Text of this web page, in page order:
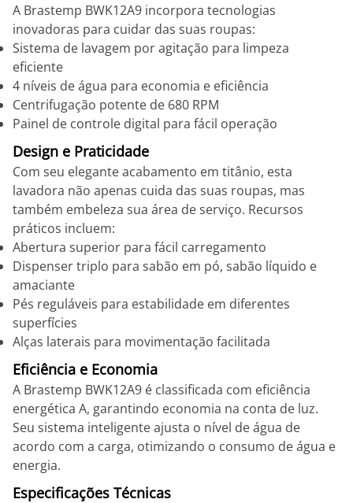
A Brastemp BWK12A9 incorpora tecnologias
inovadoras para cuidar das suas roupas:
Sistema de lavagem por agitação para limpeza
eficiente
4 níveis de água para economia e eficiência
Centrifugação potente de 680 RPM
Painel de controle digital para fácil operação
Design e Praticidade
Com seu elegante acabamento em titânio, esta
lavadora não apenas cuida das suas roupas, mas
também embeleza sua área de serviço. Recursos
práticos incluem:
Abertura superior para fácil carregamento
Dispenser triplo para sabão em pó, sabão líquido e
amaciante
Pés reguláveis para estabilidade em diferentes
superfícies
Alças laterais para movimentação facilitada
Eficiência e Economia
A Brastemp BWK12A9 é classificada com eficiência
energética A, garantindo economia na conta de luz.
Seu sistema inteligente ajusta o nível de água de
acordo com a carga, otimizando o consumo de água e
energia.
Especificações Técnicas